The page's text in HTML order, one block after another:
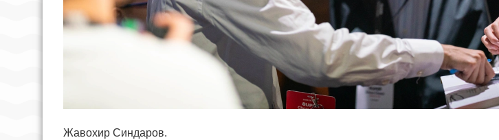
Жавохир Синдаров.